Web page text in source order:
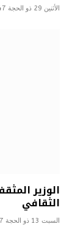
الأثنين 29 ذو الحجة 1447هـ 15-6-2026م
الوزير
الثقافي
السبت 13 ذو الحجة 1447هـ 30-5-2026م